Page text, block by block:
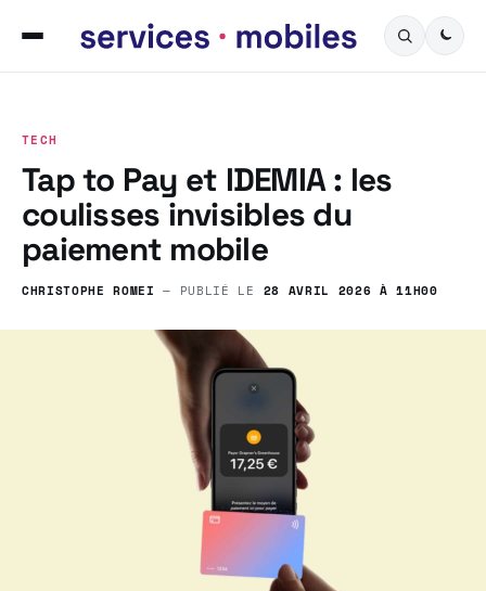
TECH
Tap to Pay et IDEMIA : les
coulisses invisibles du
paiement mobile
CHRISTOPHE ROMEI — PUBLIÉ LE 28 AVRIL 2026 À 11H00